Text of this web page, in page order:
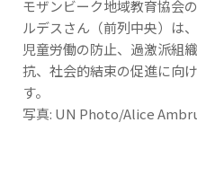
モザンビーク地域教育協会
ルデスさん（前列中央）は
児童労働の防止、過激派組
抗、社会的結束の促進に向
す。
写真: UN Photo/Alice